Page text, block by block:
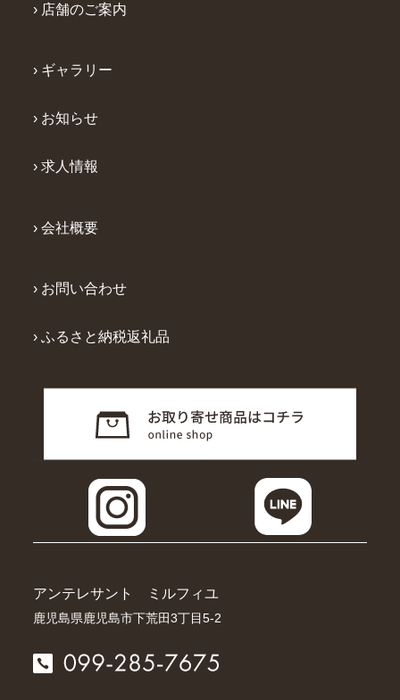
› 店舗のご案内
› ギャラリー
› お知らせ
› 求人情報
› 会社概要
› お問い合わせ
› ふるさと納税返礼品
アンテレサント ミルフィユ
鹿児島県鹿児島市下荒田3丁目5-2